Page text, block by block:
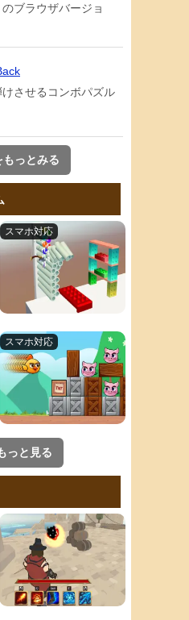
のブラウザバージョ
けさせるコンボパズル
っとみる
っと見る